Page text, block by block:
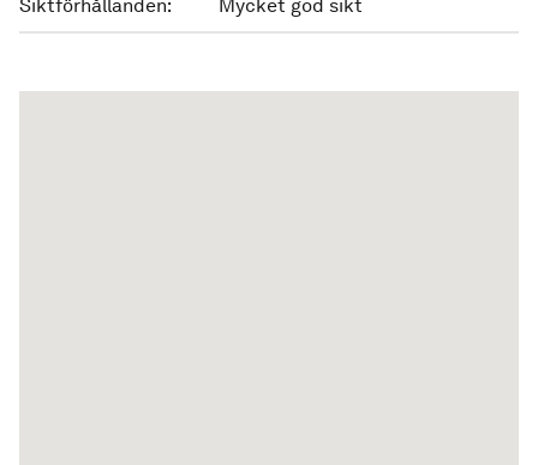
Siktförhållanden: Mycket god sikt